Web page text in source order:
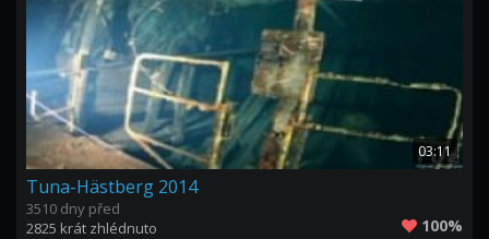
03:11
Tuna-Hästberg 2014
3510 dny před
2825 krát zhlédnuto
100%